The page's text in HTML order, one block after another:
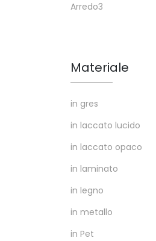
Arredo3
Materiale
in gres
in laccato lucido
in laccato opaco
in laminato
in legno
in metallo
in Pet